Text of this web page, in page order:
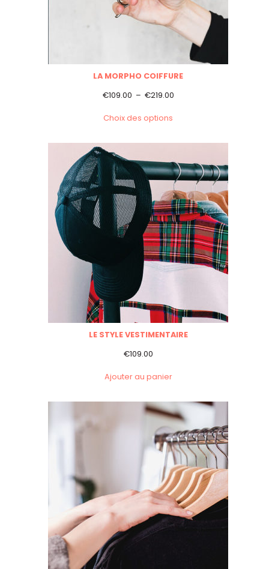
LA MORPHO COIFFURE
€109.00 – €219.00Plage
€109.00
€219.00
Choix des options
LE STYLE VESTIMENTAIRE
€109.00
Ajouter au panier